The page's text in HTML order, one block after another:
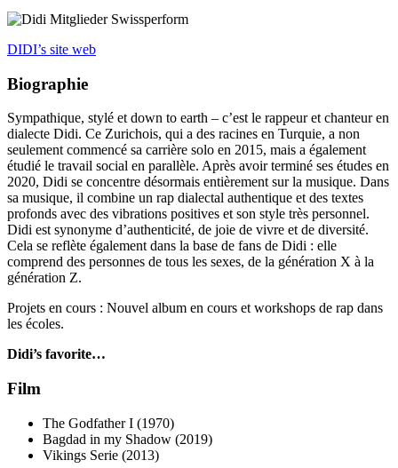
DIDI’s site web
Biographie
Sympathique, stylé et down to earth – c’est le rappeur et chanteur en
dialecte Didi. Ce Zurichois, qui a des racines en Turquie, a non
seulement commencé sa carrière solo en 2015, mais a également
étudié le travail social en parallèle. Après avoir terminé ses études en
2020, Didi se concentre désormais entièrement sur la musique. Dans
sa musique, il combine un rap dialectal authentique et des textes
profonds avec des vibrations positives et son style très personnel.
Didi est synonyme d’authenticité, de joie de vivre et de diversité.
Cela se reflète également dans la base de fans de Didi : elle
comprend des personnes de tous les sexes, de la génération X à la
génération Z.
Projets en cours : Nouvel album en cours et workshops de rap dans
les écoles.
Didi’s favorite…
Film
The Godfather I (1970)
Bagdad in my Shadow (2019)
Vikings Serie (2013)